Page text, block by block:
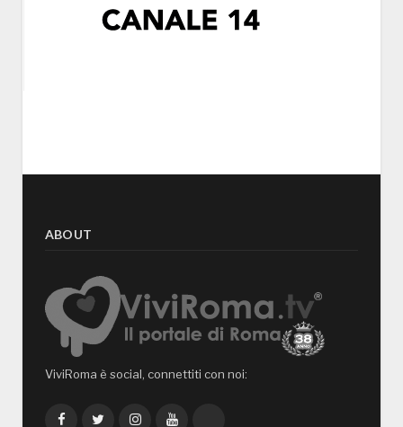
ABOUT
ViviRoma è social, connettiti con noi:
FacebookTwitterInstagramYouTube